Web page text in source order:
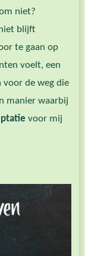
niet?
blijft
te gaan op
voelt, een
de weg die
manier waarbij
voor mij